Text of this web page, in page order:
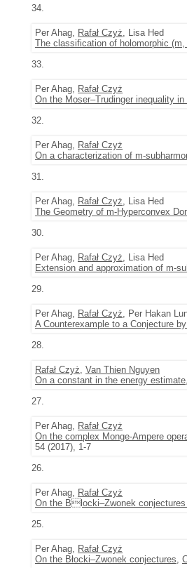
34.
Per Ahag, Rafał Czyż, Lisa Hed
The classification of holomorphic
33.
Per Ahag, Rafał Czyż
On the Moser–Trudinger inequality
32.
Per Ahag, Rafał Czyż
On a characterization of m-
31.
Per Ahag, Rafał Czyż, Lisa Hed
The Geometry of m-Hyperconvex
30.
Per Ahag, Rafał Czyż, Lisa Hed
Extension and approximation of m-
29.
Per Ahag, Rafał Czyż, Per Hakan
A Counterexample to a Conjecture
28.
Rafał Czyż, Van Thien Nguyen
On a constant in the energy estimate,
27.
Per Ahag, Rafał Czyż
On the complex Monge-Ampere
54 (2017), 1-7
26.
Per Ahag, Rafał Czyż
On the Blocki–Zwonek conjectures
25.
Per Ahag, Rafał Czyż
On the Błocki–Zwonek conjectures,